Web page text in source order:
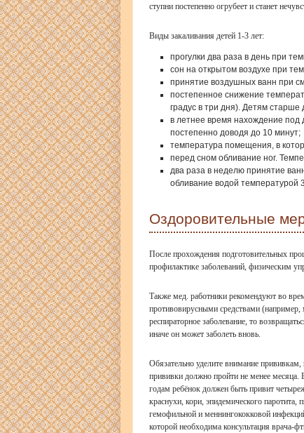
ступни постепенно огрубеет и станет
Виды закаливания детей 1-3 лет:
прогулки два раза в день при
сон на открытом воздухе при
принятие воздушных ванн при
постепенное снижение
градус в три дня). Детям
в летнее время нахождение под
постепенно доводя до 10 минут;
температура помещения, в
перед сном обливание ног.
два раза в неделю принятие
обливание водой температурой
Оздоровительные
После прохождения подготовительных
профилактике заболеваний, физическим
Также мед. работники рекомендуют во
противовирусными средствами
респираторное заболевание, то
иначе он может заболеть вновь.
Обязательно уделите внимание
прививки должно пройти не менее месяца.
годам ребёнок должен быть привит
краснухи, кори, эпидемического
гемофильной и меннингококковой
которой необходима консультация врача-